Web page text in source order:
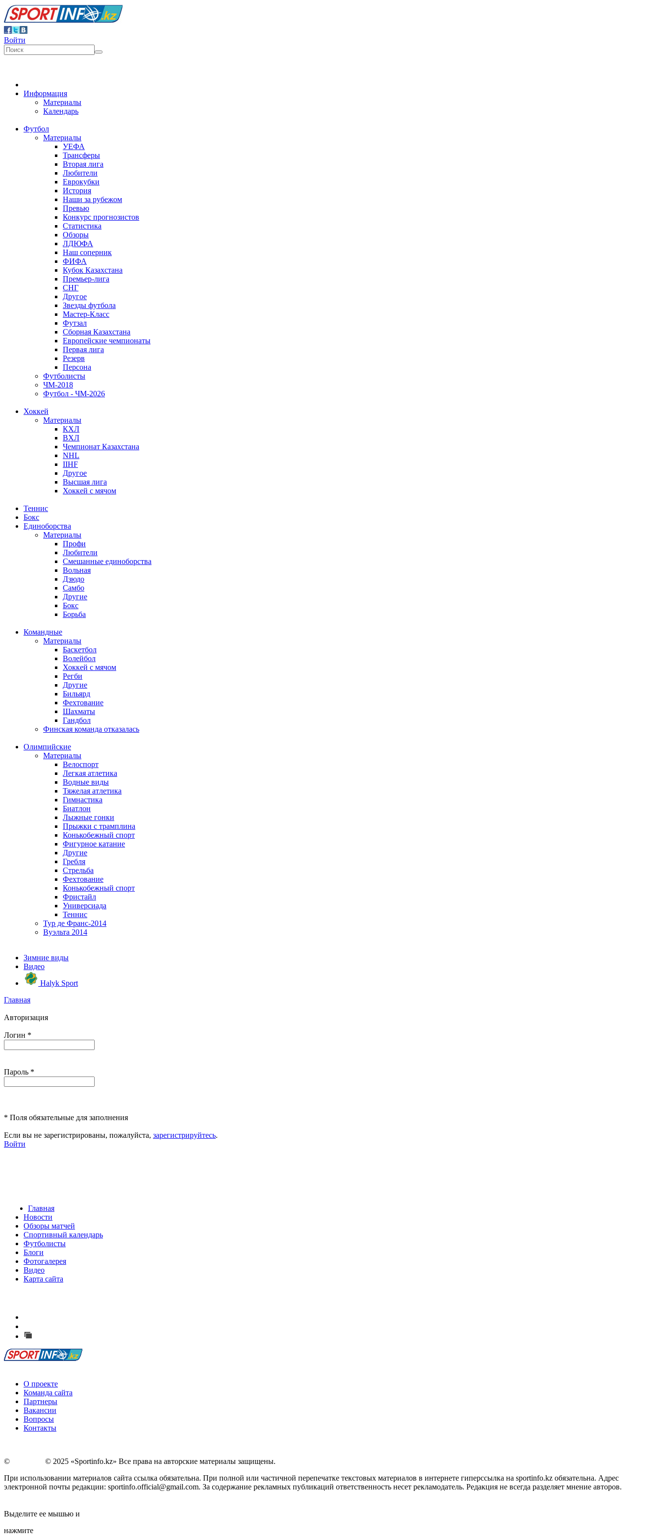
Войти
Информация
Материалы
Календарь
Футбол
Материалы
УЕФА
Трансферы
Вторая лига
Любители
Еврокубки
История
Наши за рубежом
Превью
Конкурс прогнозистов
Статистика
Обзоры
ЛДЮФА
Наш соперник
ФИФА
Кубок Казахстана
Премьер-лига
СНГ
Другое
Звезды футбола
Мастер-Класс
Футзал
Сборная Казахстана
Европейские чемпионаты
Первая лига
Резерв
Персона
Футболисты
ЧМ-2018
Футбол - ЧМ-2026
Хоккей
Материалы
КХЛ
ВХЛ
Чемпионат Казахстана
NHL
IIHF
Другое
Высшая лига
Хоккей с мячом
Теннис
Бокс
Единоборства
Материалы
Профи
Любители
Смешанные единоборства
Вольная
Дзюдо
Самбо
Другие
Бокс
Борьба
Командные
Материалы
Баскетбол
Волейбол
Хоккей с мячом
Регби
Другие
Бильярд
Фехтование
Шахматы
Гандбол
Финская команда отказалась
Олимпийские
Материалы
Велоспорт
Легкая атлетика
Водные виды
Тяжелая атлетика
Гимнастика
Биатлон
Лыжные гонки
Прыжки с трамплина
Конькобежный спорт
Фигурное катание
Другие
Гребля
Стрельба
Фехтование
Конькобежный спорт
Фристайл
Универсиада
Теннис
Тур де Франс-2014
Вуэльта 2014
Зимние виды
Видео
Halyk Sport
Главная
Авторизация
Логин *
Пароль *
* Поля обязательные для заполнения
Если вы не зарегистрированы, пожалуйста, зарегистрируйтесь.
Войти
Главная
Новости
Обзоры матчей
Спортивный календарь
Футболисты
Блоги
Фотогалерея
Видео
Карта сайта
О проекте
Команда сайта
Партнеры
Вакансии
Вопросы
Контакты
©
© 2025 «Sportinfo.kz» Все права на авторские материалы защищены.
При использовании материалов сайта ссылка обязательна. При полной или частичной перепечатке текстовых материалов в интернете гиперссылка на sportinfo.kz обязательна. Адрес
электронной почты редакции: sportinfo.official@gmail.com. За содержание рекламных публикаций ответственность несет рекламодатель. Редакция не всегда разделяет мнение авторов.
Выделите ее мышью и
нажмите